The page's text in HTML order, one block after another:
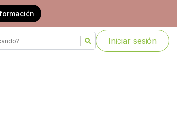
Iniciar sesión